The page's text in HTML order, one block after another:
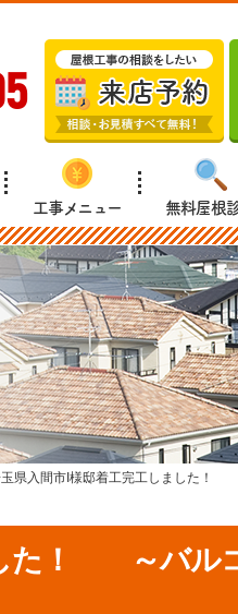
工事メニュー 無料屋根
県入間市I様邸着工完工しました！
た！ ～バル